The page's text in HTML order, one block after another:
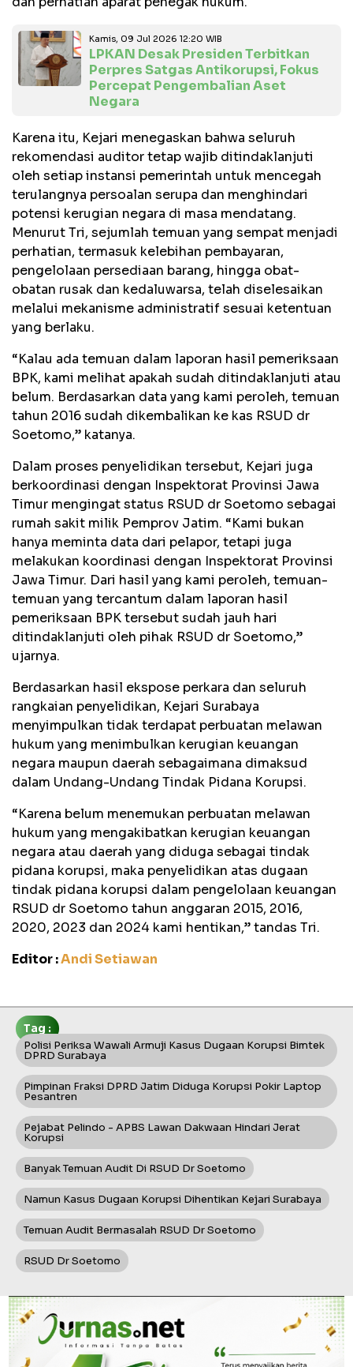
Kamis, 09 Jul 2026 12:20 WIB
LPKAN Desak Presiden Terbitkan
Perpres Satgas Antikorupsi, Fokus
Percepat Pengembalian Aset
Negara
Karena itu, Kejari menegaskan bahwa seluruh
rekomendasi auditor tetap wajib ditindaklanjuti
oleh setiap instansi pemerintah untuk mencegah
terulangnya persoalan serupa dan menghindari
potensi kerugian negara di masa mendatang.
Menurut Tri, sejumlah temuan yang sempat menjadi
perhatian, termasuk kelebihan pembayaran,
pengelolaan persediaan barang, hingga obat-
obatan rusak dan kedaluwarsa, telah diselesaikan
melalui mekanisme administratif sesuai ketentuan
yang berlaku.
“Kalau ada temuan dalam laporan hasil pemeriksaan
BPK, kami melihat apakah sudah ditindaklanjuti atau
belum. Berdasarkan data yang kami peroleh, temuan
tahun 2016 sudah dikembalikan ke kas RSUD dr
Soetomo,” katanya.
Dalam proses penyelidikan tersebut, Kejari juga
berkoordinasi dengan Inspektorat Provinsi Jawa
Timur mengingat status RSUD dr Soetomo sebagai
rumah sakit milik Pemprov Jatim. “Kami bukan
hanya meminta data dari pelapor, tetapi juga
melakukan koordinasi dengan Inspektorat Provinsi
Jawa Timur. Dari hasil yang kami peroleh, temuan-
temuan yang tercantum dalam laporan hasil
pemeriksaan BPK tersebut sudah jauh hari
ditindaklanjuti oleh pihak RSUD dr Soetomo,”
ujarnya.
Berdasarkan hasil ekspose perkara dan seluruh
rangkaian penyelidikan, Kejari Surabaya
menyimpulkan tidak terdapat perbuatan melawan
hukum yang menimbulkan kerugian keuangan
negara maupun daerah sebagaimana dimaksud
dalam Undang-Undang Tindak Pidana Korupsi.
“Karena belum menemukan perbuatan melawan
hukum yang mengakibatkan kerugian keuangan
negara atau daerah yang diduga sebagai tindak
pidana korupsi, maka penyelidikan atas dugaan
tindak pidana korupsi dalam pengelolaan keuangan
RSUD dr Soetomo tahun anggaran 2015, 2016,
2020, 2023 dan 2024 kami hentikan,” tandas Tri.
Editor :Andi Setiawan
Tag :
Polisi Periksa Wawali Armuji Kasus Dugaan Korupsi Bimtek
DPRD Surabaya
Pimpinan Fraksi DPRD Jatim Diduga Korupsi Pokir Laptop
Pesantren
Pejabat Pelindo - APBS Lawan Dakwaan Hindari Jerat
Korupsi
Banyak Temuan Audit Di RSUD Dr Soetomo
Namun Kasus Dugaan Korupsi Dihentikan Kejari Surabaya
Temuan Audit Bermasalah RSUD Dr Soetomo
RSUD Dr Soetomo